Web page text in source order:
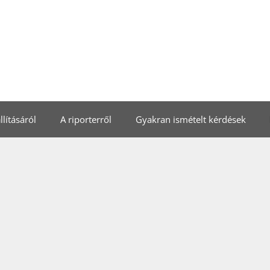
A riporterről Gyakran ismételt kérdések